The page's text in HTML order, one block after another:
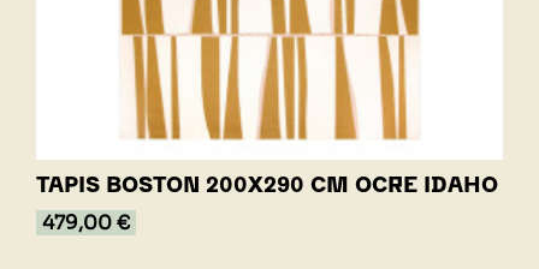
TAPIS BOSTON 200X290 CM OCRE IDAHO
479,00 €